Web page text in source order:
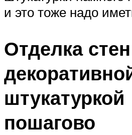
и это тоже надо
Отделка стен
штукатуркой
пошагово